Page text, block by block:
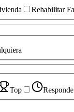
Rehabilitar
Top